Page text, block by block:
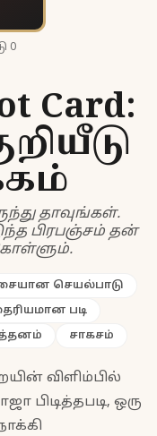
0
Card:
தாவுங்கள்.
பிரபஞ்சம் தன்
செயல்பாடு
படி
சாகசம்
விளிம்பில்
பிடித்தபடி, ஒரு